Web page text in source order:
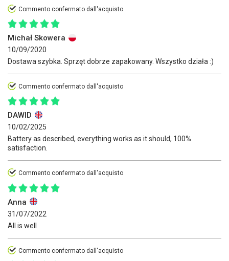
Commento confermato dall'acquisto
Michał Skowera
10/09/2020
Dostawa szybka. Sprzęt dobrze zapakowany. Wszystko działa :)
Commento confermato dall'acquisto
DAWID
10/02/2025
Battery as described, everything works as it should, 100%
satisfaction.
Commento confermato dall'acquisto
Anna
31/07/2022
All is well
Commento confermato dall'acquisto